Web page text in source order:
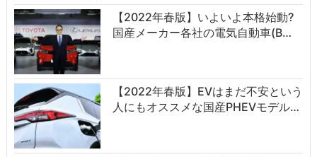
【2022年春版】いよいよ本格始動?
国産メーカー各社の電気自動車(B…
【2022年春版】EVはまだ不安という
人にもオススメな国産PHEVモデル…